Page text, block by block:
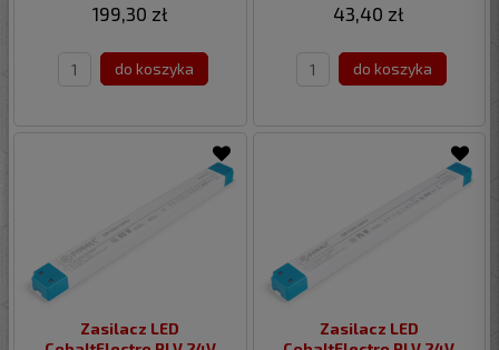
199,30 zł
do koszyka
43,40 zł
do koszyka
Zasilacz LED
Zasilacz LED